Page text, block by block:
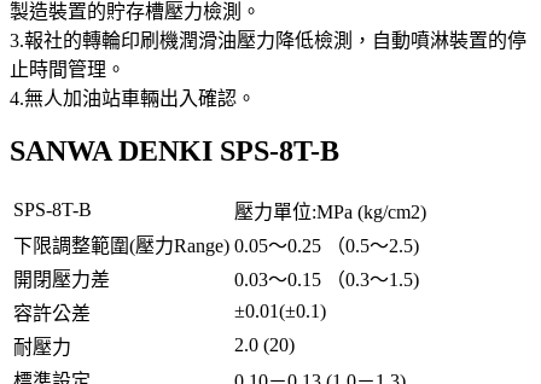
製造裝置的貯存槽壓力檢測。
3.報社的轉輪印刷機潤滑油壓力降低檢測，自動噴淋裝置的停
止時間管理。
4.無人加油站車輛出入確認。
SANWA DENKI SPS-8T-B
SPS-8T-B
壓力單位:MPa (kg/cm2)
下限調整範圍(壓力Range) 0.05～0.25 （0.5～2.5)
開閉壓力差
0.03～0.15 （0.3～1.5)
容許公差
±0.01(±0.1)
耐壓力
2.0 (20)